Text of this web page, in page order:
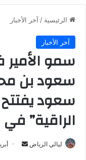
الرئيسية / آخر الأخبار
آخر الأخبار
سمو
سعود بن
سعود
الراقية” في
ليالي الرياض أبريل